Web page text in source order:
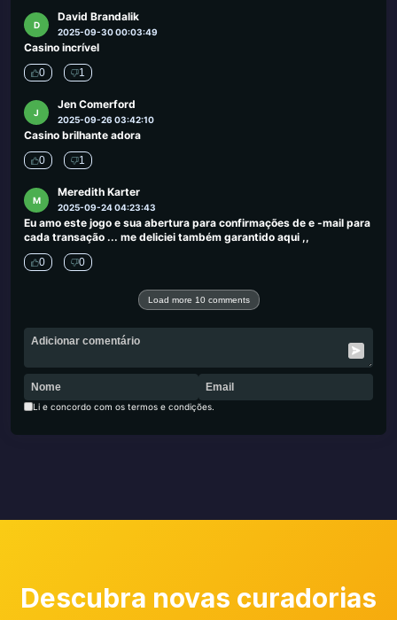
D
David Brandalik
2025-09-30 00:03:49
Casino incrível
0 1
J
Jen Comerford
2025-09-26 03:42:10
Casino brilhante adora
0 1
M
Meredith Karter
2025-09-24 04:23:43
Eu amo este jogo e sua abertura para confirmações de e -mail para
cada transação ... me deliciei também garantido aqui ,,
0 0
Load more 10 comments
Li e concordo com os termos e condições.
Descubra novas curadorias